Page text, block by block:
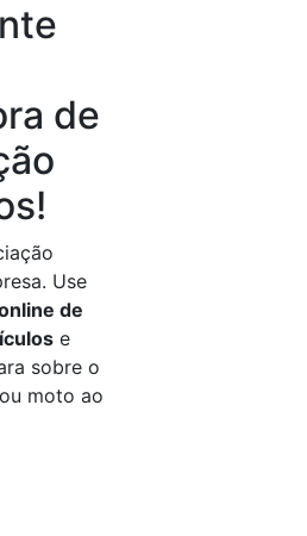
de
Use
de
e
sobre o
moto ao